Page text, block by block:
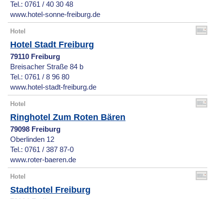
Tel.: 0761 / 40 30 48
www.hotel-sonne-freiburg.de
Hotel
Hotel Stadt Freiburg
79110 Freiburg
Breisacher Straße 84 b
Tel.: 0761 / 8 96 80
www.hotel-stadt-freiburg.de
Hotel
Ringhotel Zum Roten Bären
79098 Freiburg
Oberlinden 12
Tel.: 0761 / 387 87-0
www.roter-baeren.de
Hotel
Stadthotel Freiburg